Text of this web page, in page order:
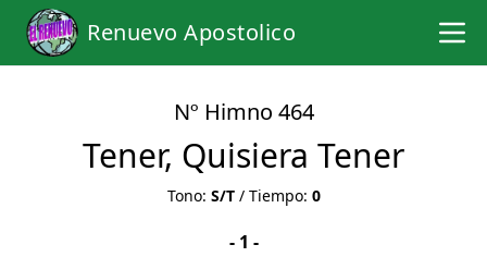
Renuevo Apostolico
Nº Himno 464
Tener, Quisiera Tener
Tono: S/T/ Tiempo: 0
- 1 -